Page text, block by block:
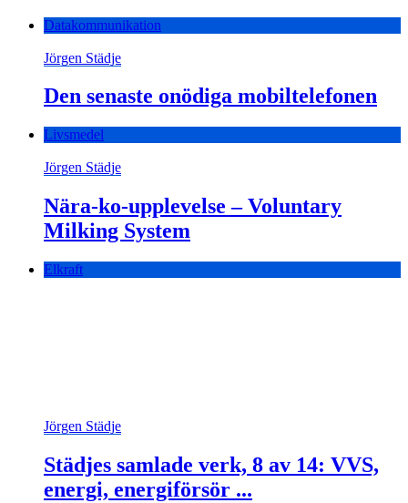
Datakommunikation
Jörgen Städje
Den senaste onödiga mobiltelefonen
Livsmedel
Jörgen Städje
Nära-ko-upplevelse – Voluntary
Milking System
Elkraft
Jörgen Städje
Städjes samlade verk, 8 av 14: VVS,
energi, energiförsör ...